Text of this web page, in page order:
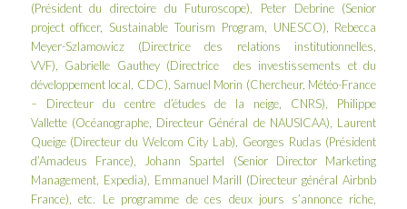
(Président du directoire du Futuroscope), Peter Debrine (Senior
project officer, Sustainable Tourism Program, UNESCO), Rebecca
Meyer-Szlamowicz (Directrice des relations institutionnelles,
VVF), Gabrielle Gauthey (Directrice des investissements et du
développement local, CDC), Samuel Morin (Chercheur, Météo-France
– Directeur du centre d’études de la neige, CNRS), Philippe
Vallette (Océanographe, Directeur Général de NAUSICAA), Laurent
Queige (Directeur du Welcom City Lab), Georges Rudas (Président
d’Amadeus France), Johann Spartel (Senior Director Marketing
Management, Expedia), Emmanuel Marill (Directeur général Airbnb
France), etc. Le programme de ces deux jours s’annonce riche,